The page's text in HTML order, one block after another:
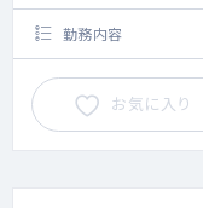
勤務内容
お気に入り